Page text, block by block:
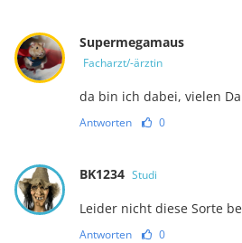
Supermegamaus
Facharzt/-ärztin
da bin ich dabei, vielen
Antworten 0
BK1234 Studi
Leider nicht diese Sorte
Antworten 0